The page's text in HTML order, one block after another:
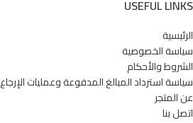
USEFUL LINKS
الرئيسية
سياسة الخصوصية
الشروط والأحكام
سياسة استرداد المبالغ المدفوعة وعمليات الإرجاع
عن المتجر
اتصل بنا